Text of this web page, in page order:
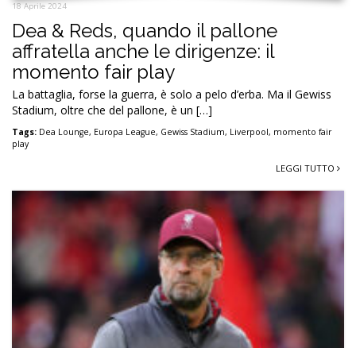
18 Aprile 2024
Dea & Reds, quando il pallone
affratella anche le dirigenze: il
momento fair play
La battaglia, forse la guerra, è solo a pelo d’erba. Ma il Gewiss
Stadium, oltre che del pallone, è un […]
Tags: Dea Lounge, Europa League, Gewiss Stadium, Liverpool, momento fair
play
LEGGI TUTTO